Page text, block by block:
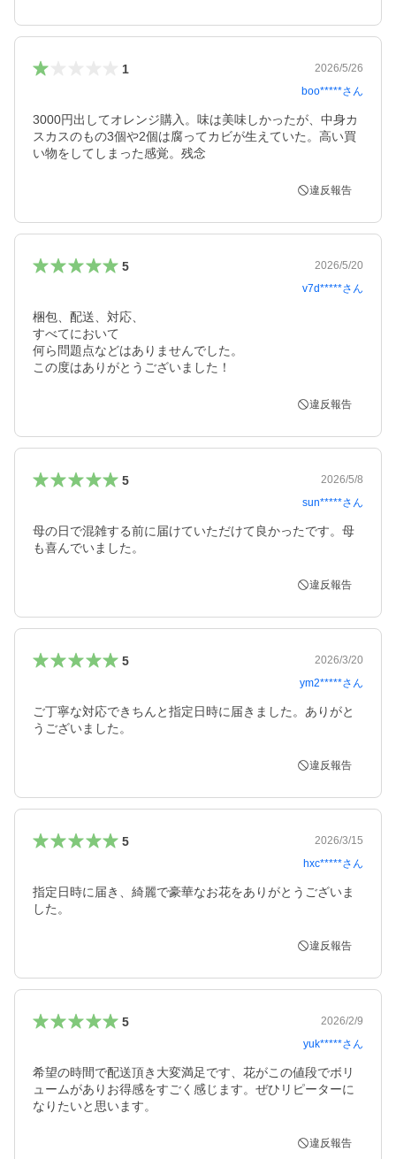
1
2026/5/26
boo*****さん
3000円出してオレンジ購入。味は美味しかったが、中身カ
スカスのもの3個や2個は腐ってカビが生えていた。高い買
い物をしてしまった感覚。残念
違反報告
5
2026/5/20
v7d*****さん
梱包、配送、対応、
すべてにおいて
何ら問題点などはありませんでした。
違反報告
5
2026/5/8
sun*****さん
母の日で混雑する前に届けていただけて良かったです。母
も喜んでいました。
違反報告
5
2026/3/20
ym2*****さん
ご丁寧な対応できちんと指定日時に届きました。ありがと
うございました。
違反報告
5
2026/3/15
hxc*****さん
指定日時に届き、綺麗で豪華なお花をありがとうございま
した。
違反報告
5
2026/2/9
yuk*****さん
希望の時間で配送頂き大変満足です、花がこの値段でボリ
ュームがありお得感をすごく感じます。ぜひリピーターに
なりたいと思います。
違反報告